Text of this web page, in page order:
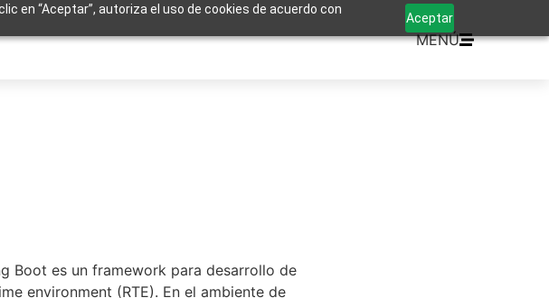
en “Aceptar”, autoriza el uso de cookies de acuerdo con
Aceptar
MENÚ
Boot es un framework para desarrollo de
environment (RTE). En el ambiente de